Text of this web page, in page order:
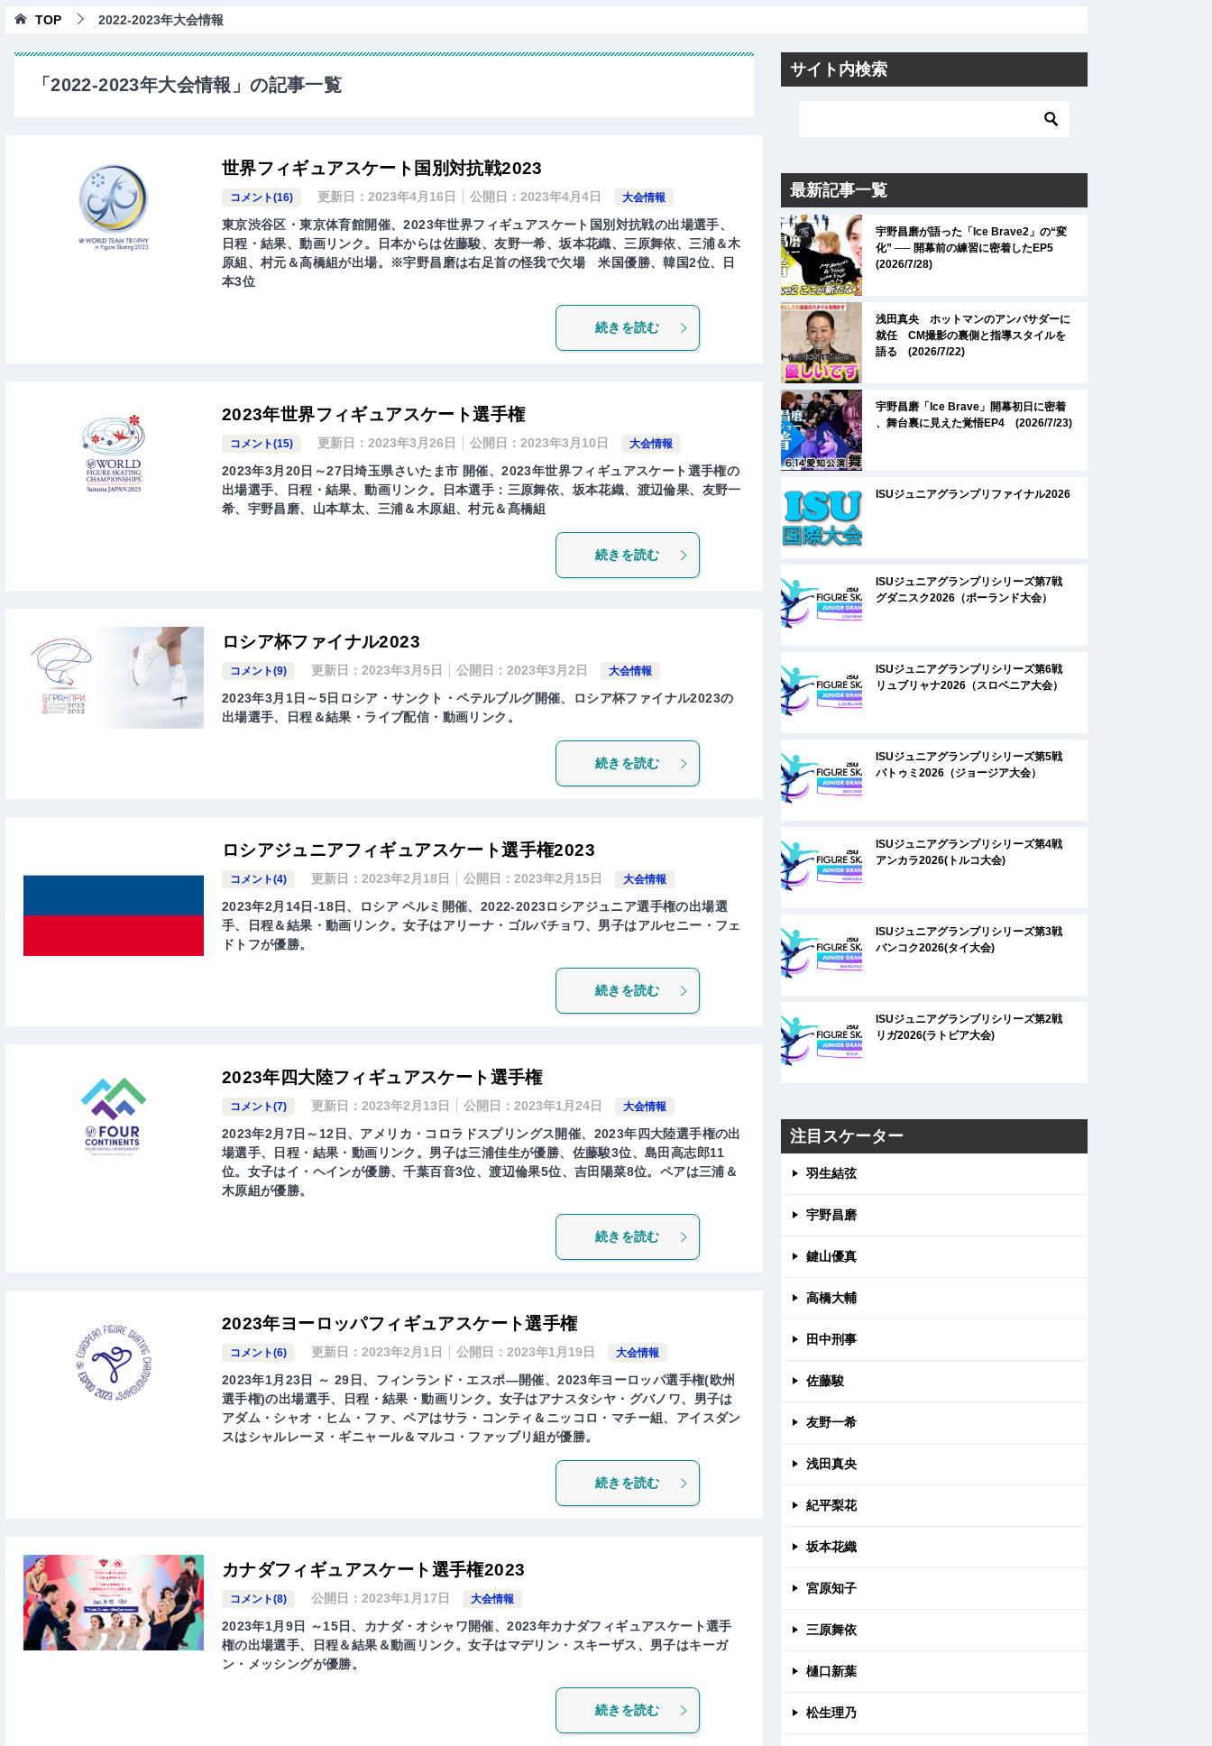
TOP 2022-2023年大会情報
「2022-2023年大会情報」の記事一覧
世界フィギュアスケート国別対抗戦2023
コメント(16) 更新日：2023年4月16日 公開日：2023年4月4日 大会情報
東京渋谷区・東京体育館開催、2023年世界フィギュアスケート国別対抗戦の出場選手、
日程・結果、動画リンク。日本からは佐藤駿、友野一希、坂本花織、三原舞依、三浦＆木
原組、村元＆高橋組が出場。※宇野昌磨は右足首の怪我で欠場 米国優勝、韓国2位、日
本3位
続きを読む
2023年世界フィギュアスケート選手権
コメント(15) 更新日：2023年3月26日 公開日：2023年3月10日 大会情報
2023年3月20日～27日埼玉県さいたま市 開催、2023年世界フィギュアスケート選手権の
出場選手、日程・結果、動画リンク。日本選手：三原舞依、坂本花織、渡辺倫果、友野一
希、宇野昌磨、山本草太、三浦＆木原組、村元＆髙橋組
続きを読む
ロシア杯ファイナル2023
コメント(9) 更新日：2023年3月5日 公開日：2023年3月2日 大会情報
2023年3月1日～5日ロシア・サンクト・ペテルブルグ開催、ロシア杯ファイナル2023の
出場選手、日程＆結果・ライブ配信・動画リンク。
続きを読む
ロシアジュニアフィギュアスケート選手権2023
コメント(4) 更新日：2023年2月18日 公開日：2023年2月15日 大会情報
2023年2月14日-18日、ロシア ペルミ開催、2022-2023ロシアジュニア選手権の出場選
手、日程＆結果・動画リンク。女子はアリーナ・ゴルバチョワ、男子はアルセニー・フェ
ドトフが優勝。
続きを読む
2023年四大陸フィギュアスケート選手権
コメント(7) 更新日：2023年2月13日 公開日：2023年1月24日 大会情報
2023年2月7日～12日、アメリカ・コロラドスプリングス開催、2023年四大陸選手権の出
場選手、日程・結果・動画リンク。男子は三浦佳生が優勝、佐藤駿3位、島田高志郎11
位。女子はイ・ヘインが優勝、千葉百音3位、渡辺倫果5位、吉田陽菜8位。ペアは三浦＆
木原組が優勝。
続きを読む
2023年ヨーロッパフィギュアスケート選手権
コメント(6) 更新日：2023年2月1日 公開日：2023年1月19日 大会情報
2023年1月23日 ～ 29日、フィンランド・エスポ―開催、2023年ヨーロッパ選手権(欧州
選手権)の出場選手、日程・結果・動画リンク。女子はアナスタシヤ・グバノワ、男子は
アダム・シャオ・ヒム・ファ、ペアはサラ・コンティ＆ニッコロ・マチー組、アイスダン
スはシャルレーヌ・ギニャール＆マルコ・ファッブリ組が優勝。
続きを読む
カナダフィギュアスケート選手権2023
コメント(8) 公開日：2023年1月17日 大会情報
2023年1月9日 ～15日、カナダ・オシャワ開催、2023年カナダフィギュアスケート選手
権の出場選手、日程＆結果＆動画リンク。女子はマデリン・スキーザス、男子はキーガ
ン・メッシングが優勝。
続きを読む
サイト内検索
最新記事一覧
宇野昌磨が語った「Ice Brave2」の“変
化” ── 開幕前の練習に密着したEP5
(2026/7/28)
浅田真央 ホットマンのアンバサダーに
就任 CM撮影の裏側と指導スタイルを
語る (2026/7/22)
宇野昌磨「Ice Brave」開幕初日に密着
、舞台裏に見えた覚悟EP4 (2026/7/23)
ISUジュニアグランプリファイナル2026
ISUジュニアグランプリシリーズ第7戦
グダニスク2026（ポーランド大会）
ISUジュニアグランプリシリーズ第6戦
リュブリャナ2026（スロベニア大会）
ISUジュニアグランプリシリーズ第5戦
バトゥミ2026（ジョージア大会）
ISUジュニアグランプリシリーズ第4戦
アンカラ2026(トルコ大会)
ISUジュニアグランプリシリーズ第3戦
バンコク2026(タイ大会)
ISUジュニアグランプリシリーズ第2戦
リガ2026(ラトビア大会)
注目スケーター
羽生結弦
宇野昌磨
鍵山優真
高橋大輔
田中刑事
佐藤駿
友野一希
浅田真央
紀平梨花
坂本花織
宮原知子
三原舞依
樋口新葉
松生理乃